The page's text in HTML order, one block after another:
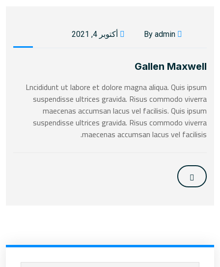
أكتوبر 4, 2021
Gallen Maxwell
Lncididunt ut labore et dolore magna aliqua. Quis ipsum
suspendisse ultrices gravida. Risus commodo viverra
maecenas accumsan lacus vel facilisis. Quis ipsum
suspendisse ultrices gravida. Risus commodo viverra
maecenas accumsan lacus vel facilisis.